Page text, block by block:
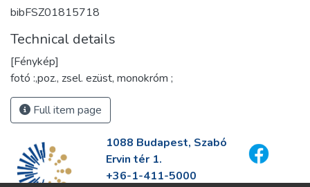
bibFSZ01815718
Technical details
[Fénykép]
fotó :,poz., zsel. ezüst, monokróm ;
Full item page
1088 Budapest, Szabó
Ervin tér 1.
+36-1-411-5000